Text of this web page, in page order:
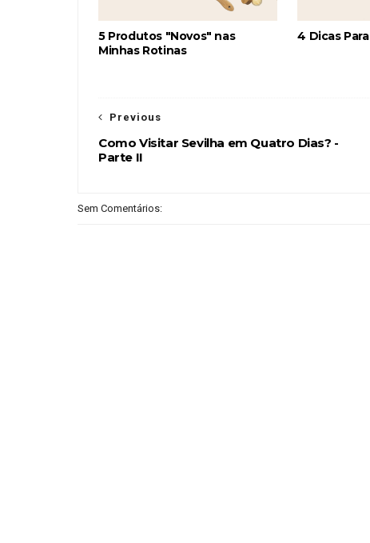
5 Produtos "Novos" nas
Minhas Rotinas
4 Dicas
Previous
Como Visitar Sevilha em Quatro Dias? -
Parte II
Sem Comentários: